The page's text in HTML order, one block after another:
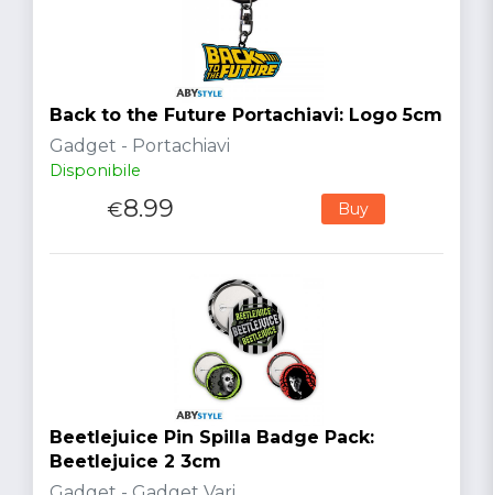
Back to the Future Portachiavi: Logo 5cm
Gadget - Portachiavi
Disponibile
€8.99 Buy
Beetlejuice Pin Spilla Badge Pack:
Beetlejuice 2 3cm